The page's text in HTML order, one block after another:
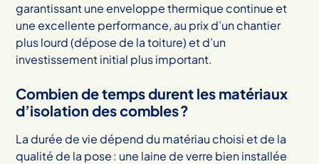
garantissant une enveloppe thermique continue et
une excellente performance, au prix d’un chantier
plus lourd (dépose de la toiture) et d’un
investissement initial plus important.
Combien de temps durent les matériaux
d’isolation des combles ?
La durée de vie dépend du matériau choisi et de la
qualité de la pose : une laine de verre bien installée